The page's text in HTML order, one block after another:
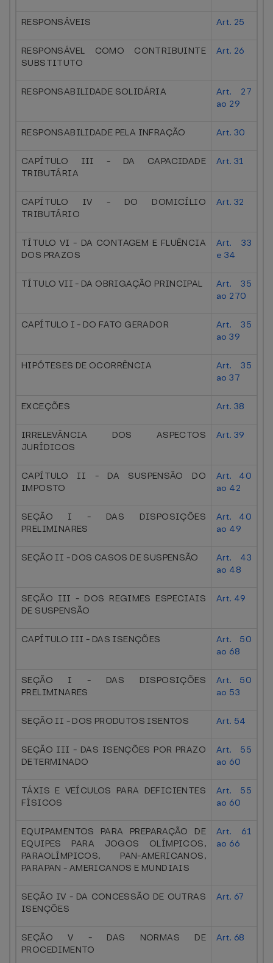
RESPONSÁVEIS Art. 25
RESPONSÁVEL COMO CONTRIBUINTE
SUBSTITUTO
Art. 26
RESPONSABILIDADE SOLIDÁRIA
Art. 27
ao 29
RESPONSABILIDADE PELA INFRAÇÃO Art. 30
CAPÍTULO III - DA CAPACIDADE
TRIBUTÁRIA
Art. 31
CAPÍTULO IV - DO DOMICÍLIO
TRIBUTÁRIO
Art. 32
TÍTULO VI - DA CONTAGEM E FLUÊNCIA
DOS PRAZOS
Art. 33
e 34
TÍTULO VII - DA OBRIGAÇÃO PRINCIPAL
Art. 35
ao 270
CAPÍTULO I - DO FATO GERADOR
Art. 35
ao 39
HIPÓTESES DE OCORRÊNCIA
Art. 35
ao 37
EXCEÇÕES Art. 38
IRRELEVÂNCIA DOS ASPECTOS
JURÍDICOS
Art. 39
CAPÍTULO II - DA SUSPENSÃO DO
IMPOSTO
Art. 40
ao 42
SEÇÃO I - DAS DISPOSIÇÕES
PRELIMINARES
Art. 40
ao 49
SEÇÃO II - DOS CASOS DE SUSPENSÃO
Art. 43
ao 48
SEÇÃO III - DOS REGIMES ESPECIAIS
DE SUSPENSÃO
Art. 49
CAPÍTULO III - DAS ISENÇÕES
Art. 50
ao 68
SEÇÃO I - DAS DISPOSIÇÕES
PRELIMINARES
Art. 50
ao 53
SEÇÃO II - DOS PRODUTOS ISENTOS Art. 54
SEÇÃO III - DAS ISENÇÕES POR PRAZO
DETERMINADO
Art. 55
ao 60
TÁXIS E VEÍCULOS PARA DEFICIENTES
FÍSICOS
Art. 55
ao 60
EQUIPAMENTOS PARA PREPARAÇÃO DE
EQUIPES PARA JOGOS OLÍMPICOS,
PARAOLÍMPICOS, PAN-AMERICANOS,
PARAPAN - AMERICANOS E MUNDIAIS
Art. 61
ao 66
SEÇÃO IV - DA CONCESSÃO DE OUTRAS
ISENÇÕES
Art. 67
SEÇÃO V - DAS NORMAS DE
PROCEDIMENTO
Art. 68